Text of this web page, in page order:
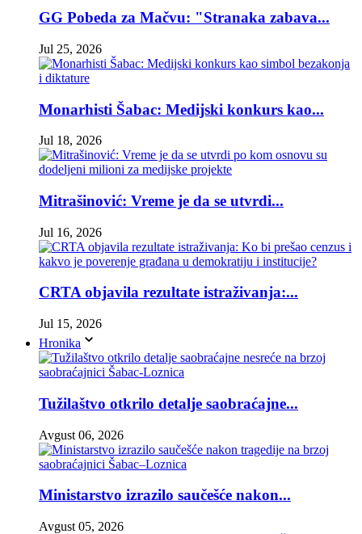
GG Pobeda za Mačvu: "Stranaka zabava...
Jul 25, 2026
Monarhisti Šabac: Medijski konkurs kao...
Jul 18, 2026
Mitrašinović: Vreme je da se utvrdi...
Jul 16, 2026
CRTA objavila rezultate istraživanja:...
Jul 15, 2026
Hronika
Tužilaštvo otkrilo detalje saobraćajne...
Avgust 06, 2026
Ministarstvo izrazilo saučešće nakon...
Avgust 05, 2026